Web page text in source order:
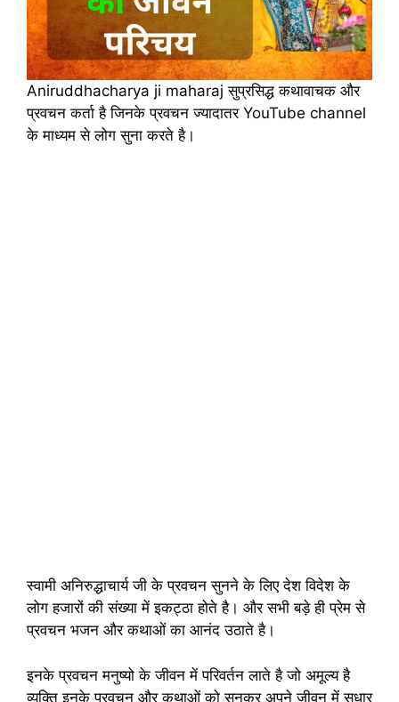
Aniruddhacharya ji maharaj सुप्रसिद्ध कथावाचक और
प्रवचन कर्ता है जिनके प्रवचन ज्यादातर YouTube channel
के माध्यम से लोग सुना करते है।
स्वामी अनिरुद्धाचार्य जी के प्रवचन सुनने के लिए देश विदेश के
लोग हजारों की संख्या में इकट्ठा होते है। और सभी बड़े ही प्रेम से
प्रवचन भजन और कथाओं का आनंद उठाते है।
इनके प्रवचन मनुष्यो के जीवन में परिवर्तन लाते है जो अमूल्य है
व्यक्ति इनके प्रवचन और कथाओं को सुनकर अपने जीवन में सुधार